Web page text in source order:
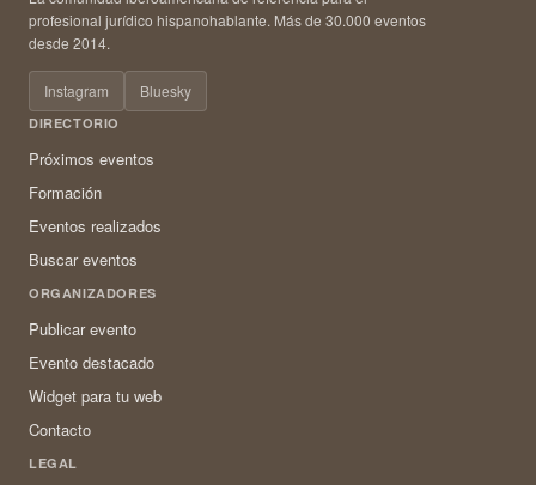
profesional jurídico hispanohablante. Más de 30.000 eventos
desde 2014.
Instagram Bluesky
DIRECTORIO
Próximos eventos
Formación
Eventos realizados
Buscar eventos
ORGANIZADORES
Publicar evento
Evento destacado
Widget para tu web
Contacto
LEGAL